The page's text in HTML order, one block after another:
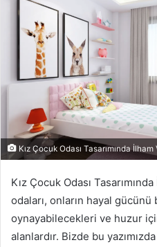
Kız Çocuk Odası Tasarımında
Kız Çocuk Odası
odaları, onların hayal
oynayabilecekleri ve huzur
alanlardır. Bizde bu